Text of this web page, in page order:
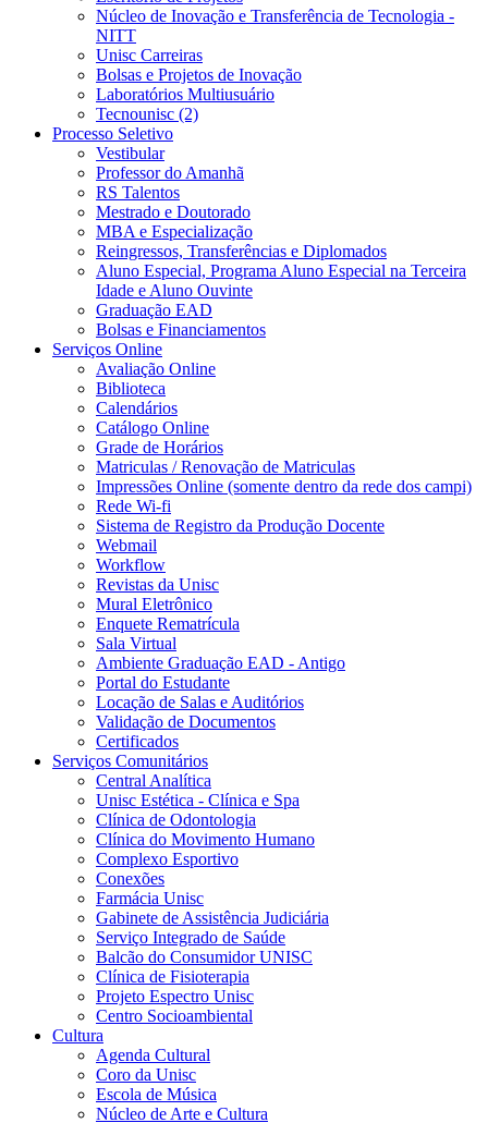
Núcleo de Inovação e Transferência de Tecnologia -
NITT
Unisc Carreiras
Bolsas e Projetos de Inovação
Laboratórios Multiusuário
Tecnounisc (2)
Processo Seletivo
Vestibular
Professor do Amanhã
RS Talentos
Mestrado e Doutorado
MBA e Especialização
Reingressos, Transferências e Diplomados
Aluno Especial, Programa Aluno Especial na Terceira
Idade e Aluno Ouvinte
Graduação EAD
Bolsas e Financiamentos
Serviços Online
Avaliação Online
Biblioteca
Calendários
Catálogo Online
Grade de Horários
Matriculas / Renovação de Matriculas
Impressões Online (somente dentro da rede dos campi)
Rede Wi-fi
Sistema de Registro da Produção Docente
Webmail
Workflow
Revistas da Unisc
Mural Eletrônico
Enquete Rematrícula
Sala Virtual
Ambiente Graduação EAD - Antigo
Portal do Estudante
Locação de Salas e Auditórios
Validação de Documentos
Certificados
Serviços Comunitários
Central Analítica
Unisc Estética - Clínica e Spa
Clínica de Odontologia
Clínica do Movimento Humano
Complexo Esportivo
Conexões
Farmácia Unisc
Gabinete de Assistência Judiciária
Serviço Integrado de Saúde
Balcão do Consumidor UNISC
Clínica de Fisioterapia
Projeto Espectro Unisc
Centro Socioambiental
Cultura
Agenda Cultural
Coro da Unisc
Escola de Música
Núcleo de Arte e Cultura